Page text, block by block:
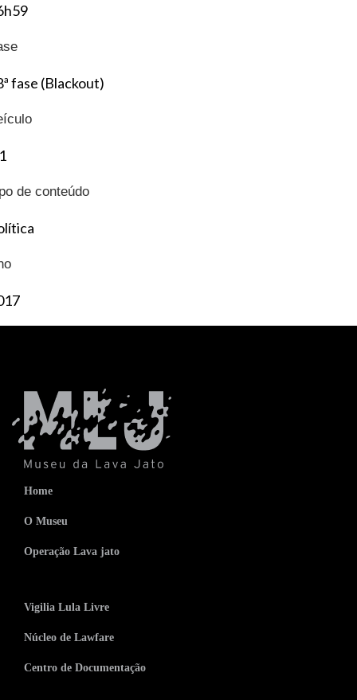
fase (Blackout)
de conteúdo
Home
O Museu
Operação Lava jato
Vigilia Lula Livre
Núcleo de Lawfare
Centro de Documentação